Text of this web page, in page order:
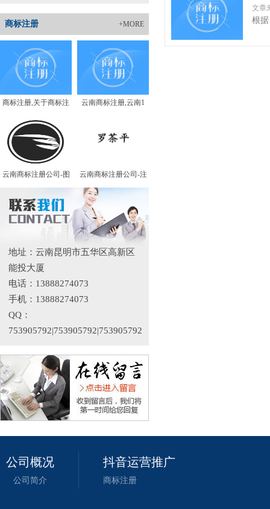
+MORE
商标注册
商标注册,关于商标注 云南商标注册,云南1
云南商标注册公司-图 云南商标注册公司-注
地址：云南昆明市五华区高新区
能投大厦
电话：13888274073
手机：13888274073
QQ：
753905792|753905792|753905792
文章
根
公司概况
公司简介
抖音运营推广
商标注册